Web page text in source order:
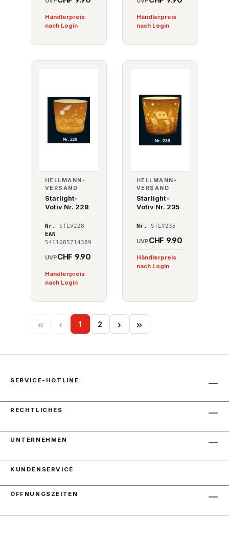
Händlerpreis
nach Login
Händlerpreis
nach Login
HELLMANN-
VERSAND
Starlight-
Votiv Nr. 228
Nr.
STLV228
EAN
5411085714389
UVPCHF 9.90
Händlerpreis
nach Login
HELLMANN-
VERSAND
Starlight-
Votiv Nr. 235
Nr. STLV235
UVPCHF 9.90
Händlerpreis
nach Login
Seite
1
Seite
2
SERVICE-HOTLINE
RECHTLICHES
UNTERNEHMEN
KUNDENSERVICE
ÖFFNUNGSZEITEN